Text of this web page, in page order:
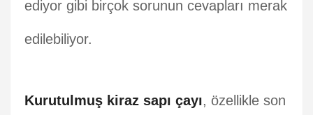
ediyor gibi birçok sorunun cevapları merak
edilebiliyor.
Kurutulmuş kiraz sapı çayı, özellikle son